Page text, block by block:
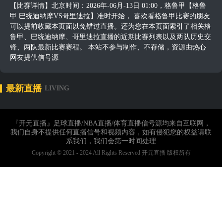
【比赛详情】北京时间：2026年-06月-13日 01:00，格鲁甲【格鲁
甲 巴统迪纳摩VS哥里迪拉】准时开始， 喜欢看格鲁甲比赛的朋友
可以提前收藏本页面以免错过直播。还为您在本页面索引了相关格
鲁甲、巴统迪纳摩、哥里迪拉直播的近期比赛列表以及两队历史交
锋、两队最新比赛赛程。 本站不参与制作、不存储，资源由热心
网友提供信号源
最新直播 LIVING
『开元直播』足球直播/NBA直播/体育直播信号源均来自互联网，
我们自身不提供任何直播信号和视频内容，如有侵犯您的权益请联
系我们，我们会第一时间处理
Copyright © 2021 - 2024 All Rights Reserved 开元直播 版权所有